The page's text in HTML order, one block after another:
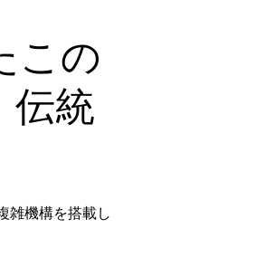
この
伝統
雑機構を搭載し